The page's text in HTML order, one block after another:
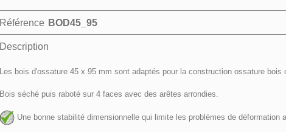
Référence BOD45_95
Description
Les bois d'ossature 45 x 95 mm sont adaptés pour la construction ossature
Bois séché puis raboté sur 4 faces avec des arêtes arrondies.
Une bonne stabilité dimensionnelle qui limite les problèmes de déformation